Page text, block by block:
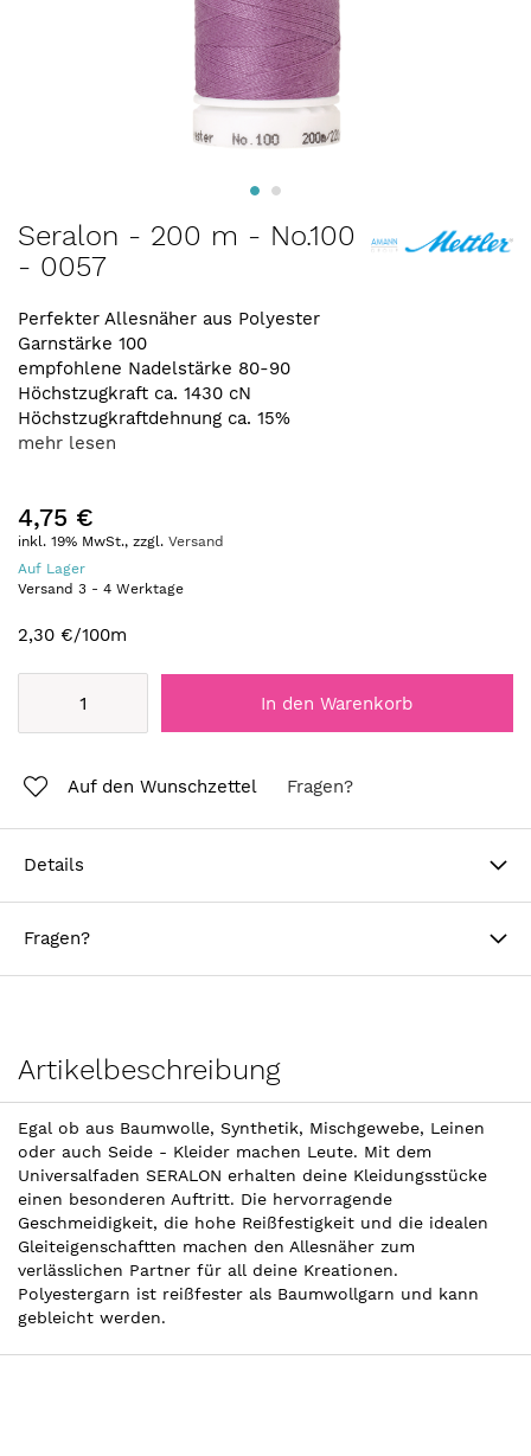
Anfang
der
springen
Seralon - 200 m - No.100
- 0057
Perfekter Allesnäher aus Polyester
Garnstärke 100
empfohlene Nadelstärke 80-90
Höchstzugkraft ca. 1430 cN
Höchstzugkraftdehnung ca. 15%
mehr lesen
4,75 €
inkl. 19% MwSt., zzgl. Versand
Auf Lager
Versand 3 - 4 Werktage
2,30 €/100m
In den Warenkorb
Auf den Wunschzettel Fragen?
Details
Fragen?
Artikelbeschreibung
Egal ob aus Baumwolle, Synthetik, Mischgewebe, Leinen
oder auch Seide - Kleider machen Leute. Mit dem
Universalfaden SERALON erhalten deine Kleidungsstücke
einen besonderen Auftritt. Die hervorragende
Geschmeidigkeit, die hohe Reißfestigkeit und die idealen
Gleiteigenschaftten machen den Allesnäher zum
verlässlichen Partner für all deine Kreationen.
Polyestergarn ist reißfester als Baumwollgarn und kann
gebleicht werden.